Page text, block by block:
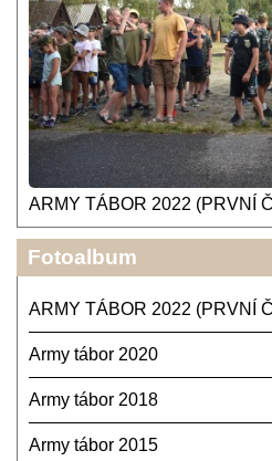
ARMY TÁBOR 2022 (PRVNÍ
Fotoalbum
ARMY TÁBOR 2022 (PRVNÍ
Army tábor 2020
Army tábor 2018
Army tábor 2015